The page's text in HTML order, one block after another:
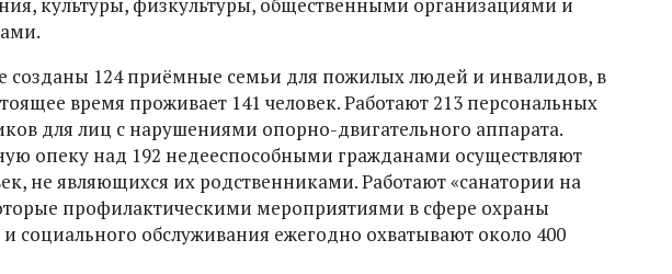
созданы 124 приёмные семьи для пожилых людей и инвалидов, в
время проживает 141 человек. Работают 213 персональных
для лиц с нарушениями опорно-двигательного аппарата.
опеку над 192 недееспособными гражданами осуществляют
не являющихся их родственниками. Работают «санатории на
профилактическими мероприятиями в сфере охраны
и социального обслуживания ежегодно охватывают около 400